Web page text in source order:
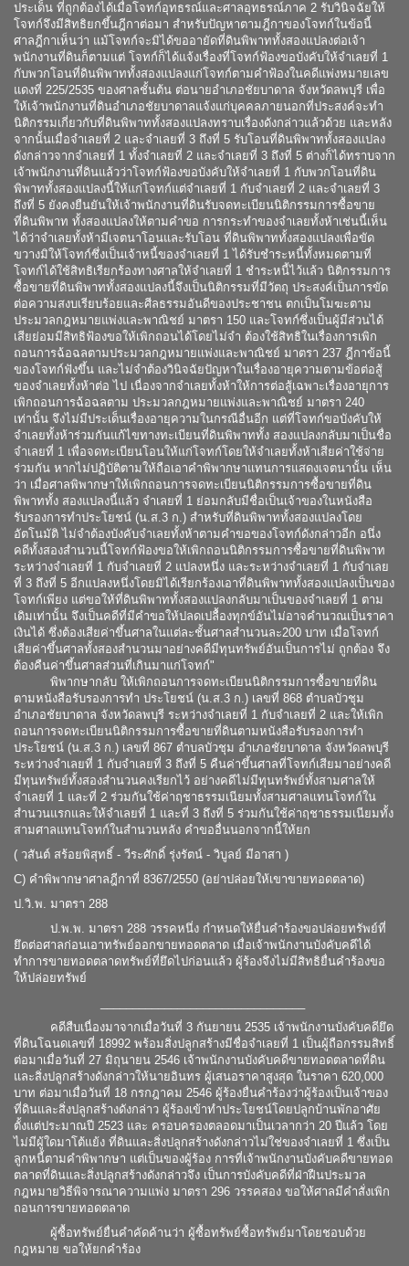
ประเด็น ที่ถูกต้องได้เมื่อโจทก์อุทธรณ์และศาลอุทธรณ์ภาค 2 รับวินิจฉัยให้
โจทก์จึงมีสิทธิยกขึ้นฎีกาต่อมา สำหรับปัญหาตามฎีกาของโจทก์ในข้อนี้
ศาลฎีกาเห็นว่า แม้โจทก์จะมิได้ขออายัดที่ดินพิพาททั้งสองแปลงต่อเจ้า
พนักงานที่ดินก็ตามแต่ โจทก์ก็ได้แจ้งเรื่องที่โจทก์ฟ้องขอบังคับให้จำเลยที่ 1
กับพวกโอนที่ดินพิพาททั้งสองแปลงแก่โจทก์ตามคำฟ้องในคดีแพ่งหมายเลข
แดงที่ 225/2535 ของศาลชั้นต้น ต่อนายอำเภอชัยบาดาล จังหวัดลพบุรี เพื่อ
ให้เจ้าพนักงานที่ดินอำเภอชัยบาดาลแจ้งแก่บุคคลภายนอกที่ประสงค์จะทำ
นิติกรรมเกี่ยวกับที่ดินพิพาททั้งสองแปลงทราบเรื่องดังกล่าวแล้วด้วย และหลัง
จากนั้นเมื่อจำเลยที่ 2 และจำเลยที่ 3 ถึงที่ 5 รับโอนที่ดินพิพาททั้งสองแปลง
ดังกล่าวจากจำเลยที่ 1 ทั้งจำเลยที่ 2 และจำเลยที่ 3 ถึงที่ 5 ต่างก็ได้ทราบจาก
เจ้าพนักงานที่ดินแล้วว่าโจทก์ฟ้องขอบังคับให้จำเลยที่ 1 กับพวกโอนที่ดิน
พิพาททั้งสองแปลงนี้ให้แก่โจทก์แต่จำเลยที่ 1 กับจำเลยที่ 2 และจำเลยที่ 3
ถึงที่ 5 ยังคงยืนยันให้เจ้าพนักงานที่ดินรับจดทะเบียนนิติกรรมการซื้อขาย
ที่ดินพิพาท ทั้งสองแปลงให้ตามคำขอ การกระทำของจำเลยทั้งห้าเช่นนี้เห็น
ได้ว่าจำเลยทั้งห้ามีเจตนาโอนและรับโอน ที่ดินพิพาททั้งสองแปลงเพื่อขัด
ขวางมิให้โจทก์ซึ่งเป็นเจ้าหนี้ของจำเลยที่ 1 ได้รับชำระหนี้ทั้งหมดตามที่
โจทก์ได้ใช้สิทธิเรียกร้องทางศาลให้จำเลยที่ 1 ชำระหนี้ไว้แล้ว นิติกรรมการ
ซื้อขายที่ดินพิพาททั้งสองแปลงนี้จึงเป็นนิติกรรมที่มีวัตถุ ประสงค์เป็นการขัด
ต่อความสงบเรียบร้อยและศีลธรรมอันดีของประชาชน ตกเป็นโมฆะตาม
ประมวลกฎหมายแพ่งและพาณิชย์ มาตรา 150 และโจทก์ซึ่งเป็นผู้มีส่วนได้
เสียย่อมมีสิทธิฟ้องขอให้เพิกถอนได้โดยไม่จำ ต้องใช้สิทธิในเรื่องการเพิก
ถอนการฉ้อฉลตามประมวลกฎหมายแพ่งและพาณิชย์ มาตรา 237 ฎีกาข้อนี้
ของโจทก์ฟังขึ้น และไม่จำต้องวินิจฉัยปัญหาในเรื่องอายุความตามข้อต่อสู้
ของจำเลยทั้งห้าต่อ ไป เนื่องจากจำเลยทั้งห้าให้การต่อสู้เฉพาะเรื่องอายุการ
เพิกถอนการฉ้อฉลตาม ประมวลกฎหมายแพ่งและพาณิชย์ มาตรา 240
เท่านั้น จึงไม่มีประเด็นเรื่องอายุความในกรณีอื่นอีก แต่ที่โจทก์ขอบังคับให้
จำเลยทั้งห้าร่วมกันแก้ไขทางทะเบียนที่ดินพิพาททั้ง สองแปลงกลับมาเป็นชื่อ
จำเลยที่ 1 เพื่อจดทะเบียนโอนให้แก่โจทก์โดยให้จำเลยทั้งห้าเสียค่าใช้จ่าย
ร่วมกัน หากไม่ปฏิบัติตามให้ถือเอาคำพิพากษาแทนการแสดงเจตนานั้น เห็น
ว่า เมื่อศาลพิพากษาให้เพิกถอนการจดทะเบียนนิติกรรมการซื้อขายที่ดิน
พิพาททั้ง สองแปลงนี้แล้ว จำเลยที่ 1 ย่อมกลับมีชื่อเป็นเจ้าของในหนังสือ
รับรองการทำประโยชน์ (น.ส.3 ก.) สำหรับที่ดินพิพาททั้งสองแปลงโดย
อัตโนมัติ ไม่จำต้องบังคับจำเลยทั้งห้าตามคำขอของโจทก์ดังกล่าวอีก อนึ่ง
คดีทั้งสองสำนวนนี้โจทก์ฟ้องขอให้เพิกถอนนิติกรรมการซื้อขายที่ดินพิพาท
ระหว่างจำเลยที่ 1 กับจำเลยที่ 2 แปลงหนึ่ง และระหว่างจำเลยที่ 1 กับจำเลย
ที่ 3 ถึงที่ 5 อีกแปลงหนึ่งโดยมิได้เรียกร้องเอาที่ดินพิพาททั้งสองแปลงเป็นของ
โจทก์เพียง แต่ขอให้ที่ดินพิพาททั้งสองแปลงกลับมาเป็นของจำเลยที่ 1 ตาม
เดิมเท่านั้น จึงเป็นคดีที่มีคำขอให้ปลดเปลื้องทุกข์อันไม่อาจคำนวณเป็นราคา
เงินได้ ซึ่งต้องเสียค่าขึ้นศาลในแต่ละชั้นศาลสำนวนละ200 บาท เมื่อโจทก์
เสียค่าขึ้นศาลทั้งสองสำนวนมาอย่างคดีมีทุนทรัพย์อันเป็นการไม่ ถูกต้อง จึง
ต้องคืนค่าขึ้นศาลส่วนที่เกินมาแก่โจทก์"
พิพากษากลับ ให้เพิกถอนการจดทะเบียนนิติกรรมการซื้อขายที่ดิน
ตามหนังสือรับรองการทำ ประโยชน์ (น.ส.3 ก.) เลขที่ 868 ตำบลบัวชุม
อำเภอชัยบาดาล จังหวัดลพบุรี ระหว่างจำเลยที่ 1 กับจำเลยที่ 2 และให้เพิก
ถอนการจดทะเบียนนิติกรรมการซื้อขายที่ดินตามหนังสือรับรองการทำ
ประโยชน์ (น.ส.3 ก.) เลขที่ 867 ตำบลบัวชุม อำเภอชัยบาดาล จังหวัดลพบุรี
ระหว่างจำเลยที่ 1 กับจำเลยที่ 3 ถึงที่ 5 คืนค่าขึ้นศาลที่โจทก์เสียมาอย่างคดี
มีทุนทรัพย์ทั้งสองสำนวนคงเรียกไว้ อย่างคดีไม่มีทุนทรัพย์ทั้งสามศาลให้
จำเลยที่ 1 และที่ 2 ร่วมกันใช้ค่าฤชาธรรมเนียมทั้งสามศาลแทนโจทก์ใน
สำนวนแรกและให้จำเลยที่ 1 และที่ 3 ถึงที่ 5 ร่วมกันใช้ค่าฤชาธรรมเนียมทั้ง
สามศาลแทนโจทก์ในสำนวนหลัง คำขออื่นนอกจากนี้ให้ยก
( วสันต์ สร้อยพิสุทธิ์ - วีระศักดิ์ รุ่งรัตน์ - วิบูลย์ มีอาสา )
C) คำพิพากษาศาลฎีกาที่ 8367/2550 (อย่าปล่อยให้เขาขายทอดตลาด)
ป.วิ.พ. มาตรา 288
ป.พ.พ. มาตรา 288 วรรคหนึ่ง กำหนดให้ยื่นคำร้องขอปล่อยทรัพย์ที่
ยึดต่อศาลก่อนเอาทรัพย์ออกขายทอดตลาด เมื่อเจ้าพนักงานบังคับคดีได้
ทำการขายทอดตลาดทรัพย์ที่ยึดไปก่อนแล้ว ผู้ร้องจึงไม่มีสิทธิยื่นคำร้องขอ
ให้ปล่อยทรัพย์
คดีสืบเนื่องมาจากเมื่อวันที่ 3 กันยายน 2535 เจ้าพนักงานบังคับคดียึด
ที่ดินโฉนดเลขที่ 18992 พร้อมสิ่งปลูกสร้างมีชื่อจำเลยที่ 1 เป็นผู้ถือกรรมสิทธิ์
ต่อมาเมื่อวันที่ 27 มิถุนายน 2546 เจ้าพนักงานบังคับคดีขายทอดตลาดที่ดิน
และสิ่งปลูกสร้างดังกล่าวให้นายอินทร ผู้เสนอราคาสูงสุด ในราคา 620,000
บาท ต่อมาเมื่อวันที่ 18 กรกฎาคม 2546 ผู้ร้องยื่นคำร้องว่าผู้ร้องเป็นเจ้าของ
ที่ดินและสิ่งปลูกสร้างดังกล่าว ผู้ร้องเข้าทำประโยชน์โดยปลูกบ้านพักอาศัย
ตั้งแต่ประมาณปี 2523 และ ครอบครองตลอดมาเป็นเวลากว่า 20 ปีแล้ว โดย
ไม่มีผู้ใดมาโต้แย้ง ที่ดินและสิ่งปลูกสร้างดังกล่าวไม่ใช่ของจำเลยที่ 1 ซึ่งเป็น
ลูกหนี้ตามคำพิพากษา แต่เป็นของผู้ร้อง การที่เจ้าพนักงานบังคับคดีขายทอด
ตลาดที่ดินและสิ่งปลูกสร้างดังกล่าวจึง เป็นการบังคับคดีที่ฝ่าฝืนประมวล
กฎหมายวิธีพิจารณาความแพ่ง มาตรา 296 วรรคสอง ขอให้ศาลมีคำสั่งเพิก
ถอนการขายทอดตลาด
ผู้ซื้อทรัพย์ยื่นคำคัดค้านว่า ผู้ซื้อทรัพย์ซื้อทรัพย์มาโดยชอบด้วย
กฎหมาย ขอให้ยกคำร้อง